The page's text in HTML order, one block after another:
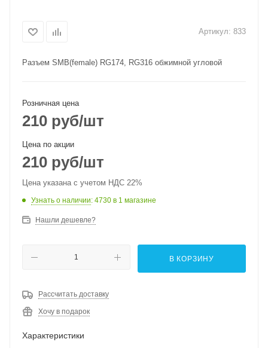
Артикул: 833
Разъем SMB(female) RG174, RG316 обжимной угловой
Розничная цена
210 руб/шт
Цена по акции
210 руб/шт
Цена указана с учетом НДС 22%
Узнать о наличии: 4730 в 1 магазине
Нашли дешевле?
В КОРЗИНУ
Рассчитать доставку
Хочу в подарок
Характеристики